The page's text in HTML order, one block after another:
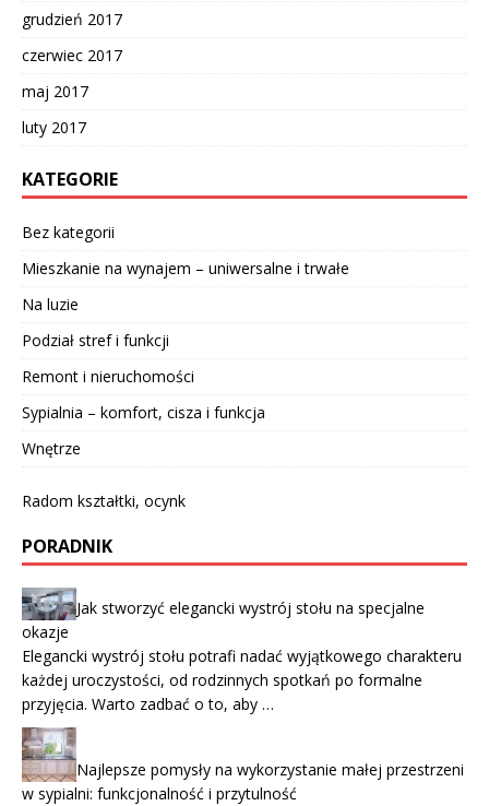
grudzień 2017
czerwiec 2017
maj 2017
luty 2017
KATEGORIE
Bez kategorii
Mieszkanie na wynajem – uniwersalne i trwałe
Na luzie
Podział stref i funkcji
Remont i nieruchomości
Sypialnia – komfort, cisza i funkcja
Wnętrze
Radom kształtki, ocynk
PORADNIK
Jak stworzyć elegancki wystrój stołu na specjalne
okazje
Elegancki wystrój stołu potrafi nadać wyjątkowego charakteru
każdej uroczystości, od rodzinnych spotkań po formalne
przyjęcia. Warto zadbać o to, aby …
Najlepsze pomysły na wykorzystanie małej przestrzeni
w sypialni: funkcjonalność i przytulność